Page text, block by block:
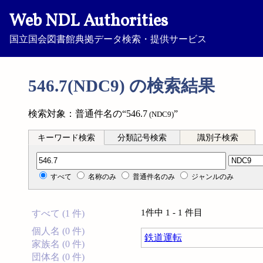
Web NDL Authorities
国立国会図書館典拠データ検索・提供サービス
546.7(NDC9) の検索結果
検索対象：普通件名の“546.7 (NDC9)”
キーワード検索 分類記号検索 識別子検索
分類記号検索
すべて 名称のみ 普通件名のみ ジャンルのみ
すべて (1 件)
個人名 (0 件)
家族名 (0 件)
団体名 (0 件)
1件中 1 - 1 件目
鉄道運転